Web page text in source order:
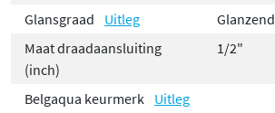
Glansgraad
Uitleg
Glanzend
Maat draadaansluiting
(inch)
1/2"
Belgaqua keurmerk Uitleg